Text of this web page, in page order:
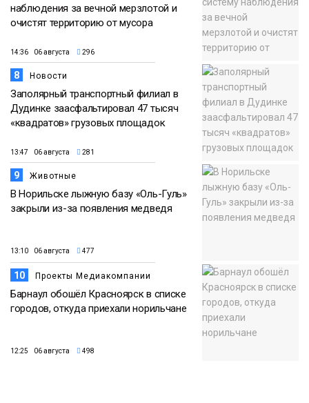
наблюдения за вечной мерзлотой и
очистят территорию от мусора
14:36 06 августа 296
8 Новости
Заполярный транспортный филиал в
Дудинке заасфальтировал 47 тысяч
«квадратов» грузовых площадок
13:47 06 августа 281
9 Животные
В Норильске лыжную базу «Оль-Гуль»
закрыли из-за появления медведя
13:10 06 августа 477
10 Проекты Медиакомпании
Барнаул обошёл Красноярск в списке
городов, откуда приехали норильчане
12:25 06 августа 498